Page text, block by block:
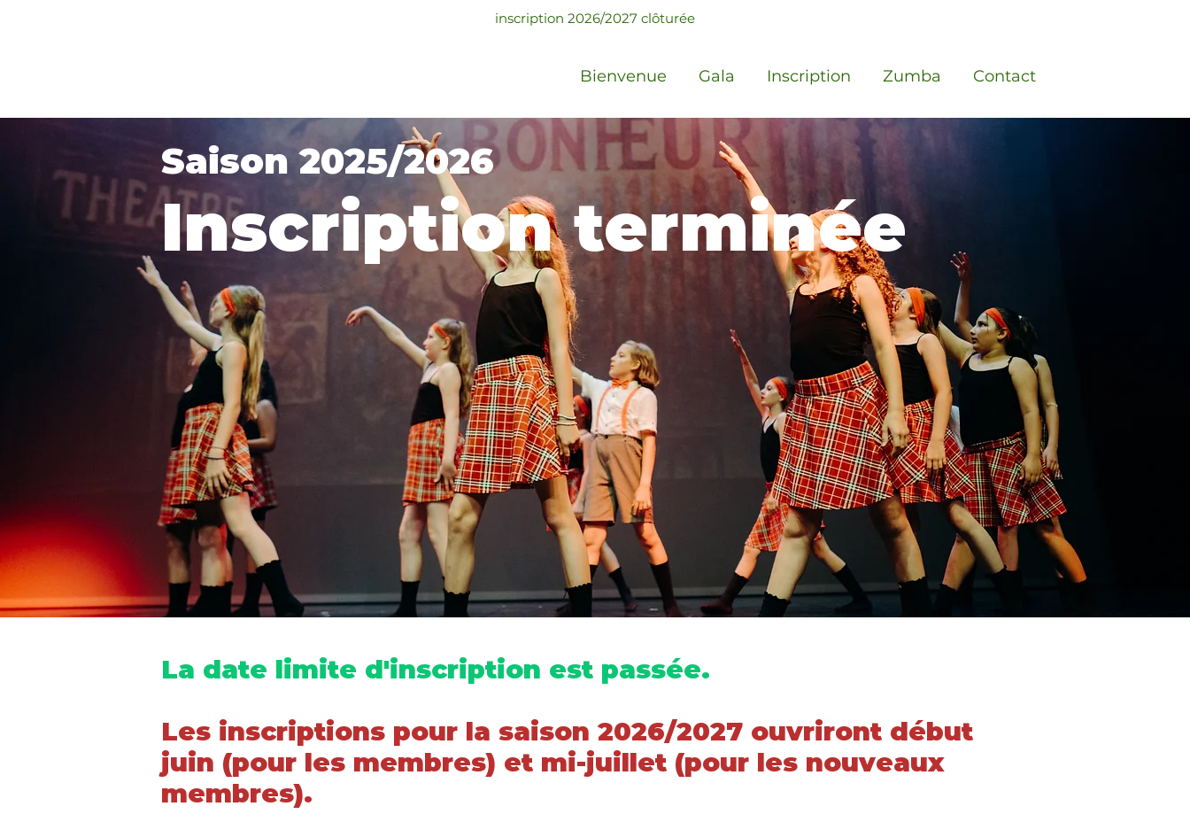
inscription 2026/2027 clôturée
Bienvenue Gala Inscription Zumba Contact
Saison 2025/2026
Inscription terminée
La date limite d'inscription est passée.
Les inscriptions pour la saison 2026/2027 ouvriront début
juin (pour les membres) et mi-juillet (pour les nouveaux
membres).